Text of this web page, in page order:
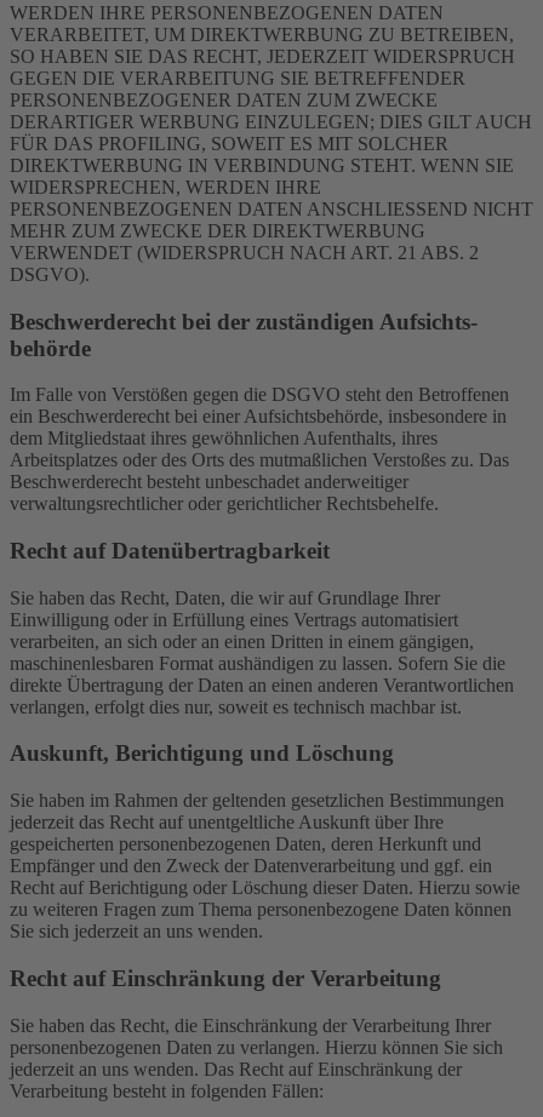
WERDEN IHRE PERSONENBEZOGENEN DATEN
VERARBEITET, UM DIREKTWERBUNG ZU BETREIBEN,
SO HABEN SIE DAS RECHT, JEDERZEIT WIDERSPRUCH
GEGEN DIE VERARBEITUNG SIE BETREFFENDER
PERSONENBEZOGENER DATEN ZUM ZWECKE
DERARTIGER WERBUNG EINZULEGEN; DIES GILT AUCH
FÜR DAS PROFILING, SOWEIT ES MIT SOLCHER
DIREKTWERBUNG IN VERBINDUNG STEHT. WENN SIE
WIDERSPRECHEN, WERDEN IHRE
PERSONENBEZOGENEN DATEN ANSCHLIESSEND NICHT
MEHR ZUM ZWECKE DER DIREKTWERBUNG
VERWENDET (WIDERSPRUCH NACH ART. 21 ABS. 2
DSGVO).
Beschwerde­recht bei der zuständigen Aufsichts­
behörde
Im Falle von Verstößen gegen die DSGVO steht den Betroffenen
ein Beschwerderecht bei einer Aufsichtsbehörde, insbesondere in
dem Mitgliedstaat ihres gewöhnlichen Aufenthalts, ihres
Arbeitsplatzes oder des Orts des mutmaßlichen Verstoßes zu. Das
Beschwerderecht besteht unbeschadet anderweitiger
verwaltungsrechtlicher oder gerichtlicher Rechtsbehelfe.
Recht auf Daten­übertrag­barkeit
Sie haben das Recht, Daten, die wir auf Grundlage Ihrer
Einwilligung oder in Erfüllung eines Vertrags automatisiert
verarbeiten, an sich oder an einen Dritten in einem gängigen,
maschinenlesbaren Format aushändigen zu lassen. Sofern Sie die
direkte Übertragung der Daten an einen anderen Verantwortlichen
verlangen, erfolgt dies nur, soweit es technisch machbar ist.
Auskunft, Berichtigung und Löschung
Sie haben im Rahmen der geltenden gesetzlichen Bestimmungen
jederzeit das Recht auf unentgeltliche Auskunft über Ihre
gespeicherten personenbezogenen Daten, deren Herkunft und
Empfänger und den Zweck der Datenverarbeitung und ggf. ein
Recht auf Berichtigung oder Löschung dieser Daten. Hierzu sowie
zu weiteren Fragen zum Thema personenbezogene Daten können
Sie sich jederzeit an uns wenden.
Recht auf Einschränkung der Verarbeitung
Sie haben das Recht, die Einschränkung der Verarbeitung Ihrer
personenbezogenen Daten zu verlangen. Hierzu können Sie sich
jederzeit an uns wenden. Das Recht auf Einschränkung der
Verarbeitung besteht in folgenden Fällen: